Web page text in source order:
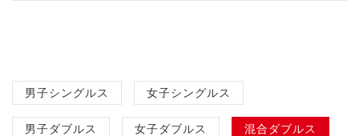
男子シングルス 女子シングルス
男子ダブルス 女子ダブルス 混合ダブルス